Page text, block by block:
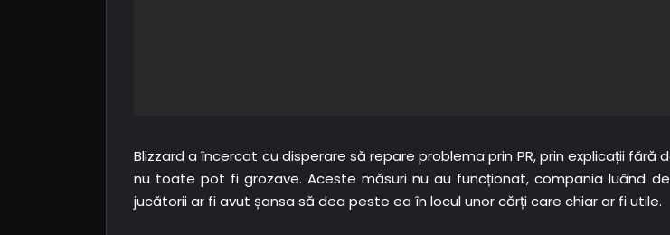
Blizzard a încercat cu disperare să repare problema prin PR, prin explicații
nu toate pot fi grozave. Aceste măsuri nu au funcționat, compania luând
jucătorii ar fi avut șansa să dea peste ea în locul unor cărți care chiar ar fi utile.